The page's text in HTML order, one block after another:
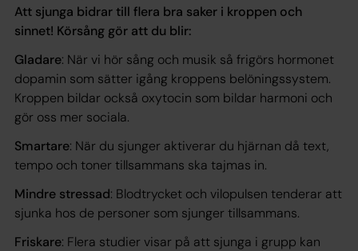
Att sjunga bidrar till flera bra saker i kroppen och
sinnet! Körsång gör att du blir:
Gladare: När vi hör sång och musik så frigörs hormonet
dopamin som sätter igång kroppens belöningssystem.
Kroppen bildar också oxytocin som bildar harmoni och
gör oss mer sociala.
Smartare: När du sjunger aktiverar du hjärnan då text,
tempo och toner tillsammans ska tajmas in.
Mindre stressad: Blodtrycket och vilopulsen tenderar att
sjunka hos de personer som sjunger tillsammans.
Friskare: Flera studier visar på att sjunga i grupp kan